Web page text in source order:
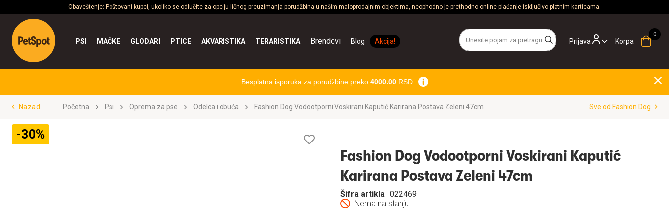
Obaveštenje: Poštovani kupci, ukoliko se odlučite za opciju ličnog preuzimanja porudžbina u našim maloprodajnim objektima, neophodno je prethodno online plaćanje isključivo platnim karticama.
Prijava
PSI MAČKE GLODARI PTICE AKVARISTIKA TERARISTIKA Brendovi Blog Akcija! Korpa
Besplatna isporuka za porudžbine preko 4000.00RSD.
Nazad Početna Psi Oprema za pse Odelca i obuća Fashion Dog Vodootporni Voskirani Kaputić Karirana Postava Zeleni 47cm Sve od Fashion Dog
-30%
želja
Fashion Dog Vodootporni Voskirani Kaputić
Karirana Postava Zeleni 47cm
Nema na stanju
Šifra artikla 022469